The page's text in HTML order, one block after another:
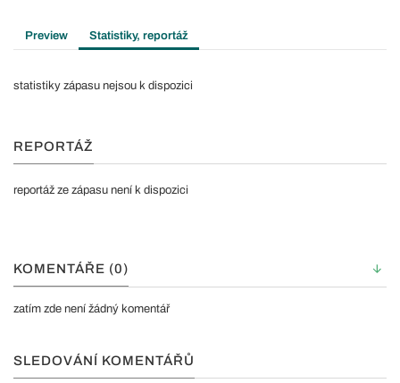
Preview Statistiky, reportáž
statistiky zápasu nejsou k dispozici
REPORTÁŽ
reportáž ze zápasu není k dispozici
KOMENTÁŘE (0)
zatím zde není žádný komentář
SLEDOVÁNÍ KOMENTÁŘŮ